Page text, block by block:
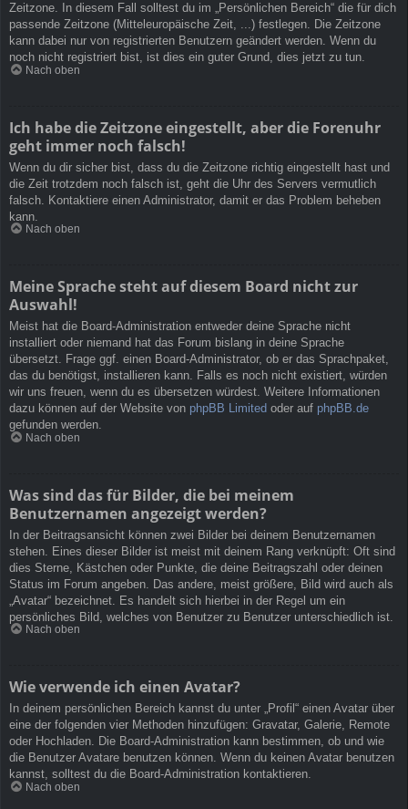
Zeitzone. In diesem Fall solltest du im „Persönlichen Bereich“ die für dich
passende Zeitzone (Mitteleuropäische Zeit, ...) festlegen. Die Zeitzone
kann dabei nur von registrierten Benutzern geändert werden. Wenn du
noch nicht registriert bist, ist dies ein guter Grund, dies jetzt zu tun.
Nach oben
Ich habe die Zeitzone eingestellt, aber die Forenuhr
geht immer noch falsch!
Wenn du dir sicher bist, dass du die Zeitzone richtig eingestellt hast und
die Zeit trotzdem noch falsch ist, geht die Uhr des Servers vermutlich
falsch. Kontaktiere einen Administrator, damit er das Problem beheben
kann.
Nach oben
Meine Sprache steht auf diesem Board nicht zur
Auswahl!
Meist hat die Board-Administration entweder deine Sprache nicht
installiert oder niemand hat das Forum bislang in deine Sprache
übersetzt. Frage ggf. einen Board-Administrator, ob er das Sprachpaket,
das du benötigst, installieren kann. Falls es noch nicht existiert, würden
wir uns freuen, wenn du es übersetzen würdest. Weitere Informationen
dazu können auf der Website von phpBB Limited oder auf phpBB.de
gefunden werden.
Nach oben
Was sind das für Bilder, die bei meinem
Benutzernamen angezeigt werden?
In der Beitragsansicht können zwei Bilder bei deinem Benutzernamen
stehen. Eines dieser Bilder ist meist mit deinem Rang verknüpft: Oft sind
dies Sterne, Kästchen oder Punkte, die deine Beitragszahl oder deinen
Status im Forum angeben. Das andere, meist größere, Bild wird auch als
„Avatar“ bezeichnet. Es handelt sich hierbei in der Regel um ein
persönliches Bild, welches von Benutzer zu Benutzer unterschiedlich ist.
Nach oben
Wie verwende ich einen Avatar?
In deinem persönlichen Bereich kannst du unter „Profil“ einen Avatar über
eine der folgenden vier Methoden hinzufügen: Gravatar, Galerie, Remote
oder Hochladen. Die Board-Administration kann bestimmen, ob und wie
die Benutzer Avatare benutzen können. Wenn du keinen Avatar benutzen
kannst, solltest du die Board-Administration kontaktieren.
Nach oben